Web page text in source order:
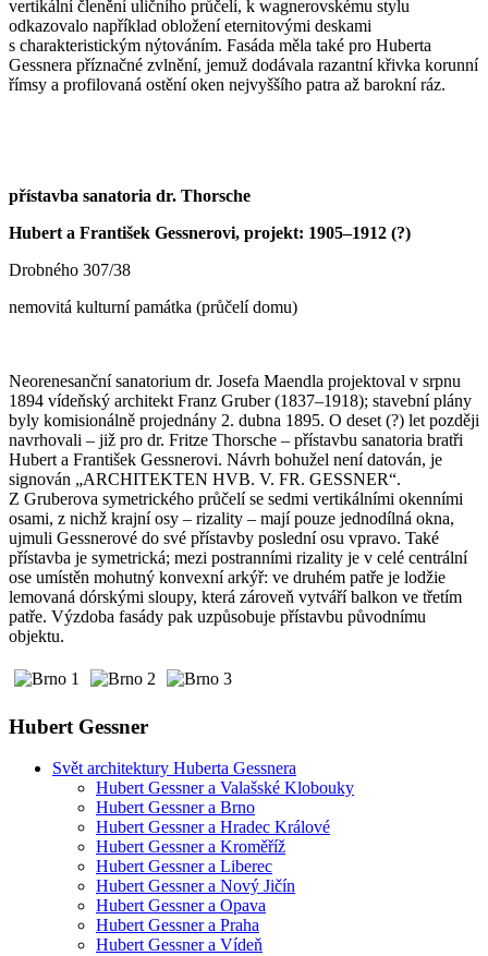
vertikální členění uličního průčelí, k wagnerovskému stylu
odkazovalo například obložení eternitovými deskami
s charakteristickým nýtováním. Fasáda měla také pro Huberta
Gessnera příznačné zvlnění, jemuž dodávala razantní křivka korunní
římsy a profilovaná ostění oken nejvyššího patra až barokní ráz.
přístavba sanatoria dr. Thorsche
Hubert a František Gessnerovi, projekt: 1905–1912 (?)
Drobného 307/38
nemovitá kulturní památka (průčelí domu)
Neorenesanční sanatorium dr. Josefa Maendla projektoval v srpnu
1894 vídeňský architekt Franz Gruber (1837–1918); stavební plány
byly komisionálně projednány 2. dubna 1895. O deset (?) let později
navrhovali – již pro dr. Fritze Thorsche – přístavbu sanatoria bratři
Hubert a František Gessnerovi. Návrh bohužel není datován, je
signován „ARCHITEKTEN HVB. V. FR. GESSNER“.
Z Gruberova symetrického průčelí se sedmi vertikálními okenními
osami, z nichž krajní osy – rizality – mají pouze jednodílná okna,
ujmuli Gessnerové do své přístavby poslední osu vpravo. Také
přístavba je symetrická; mezi postranními rizality je v celé centrální
ose umístěn mohutný konvexní arkýř: ve druhém patře je lodžie
lemovaná dórskými sloupy, která zároveň vytváří balkon ve třetím
patře. Výzdoba fasády pak uzpůsobuje přístavbu původnímu
objektu.
Hubert Gessner
Svět architektury Huberta Gessnera
Hubert Gessner a Valašské Klobouky
Hubert Gessner a Brno
Hubert Gessner a Hradec Králové
Hubert Gessner a Kroměříž
Hubert Gessner a Liberec
Hubert Gessner a Nový Jičín
Hubert Gessner a Opava
Hubert Gessner a Praha
Hubert Gessner a Vídeň